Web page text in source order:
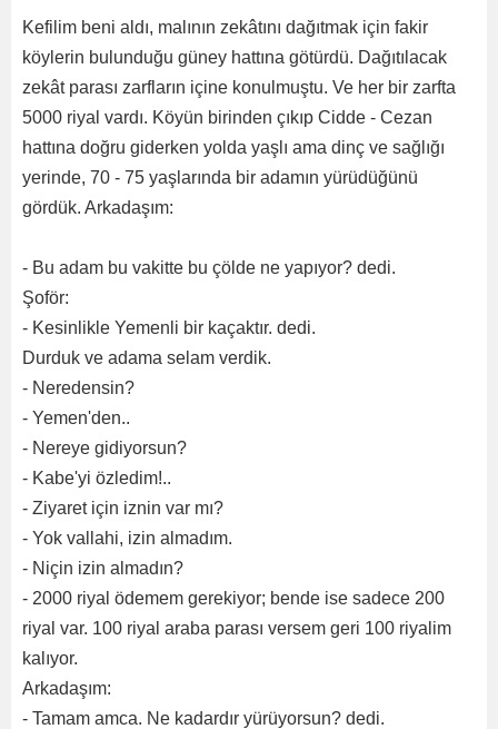
Kefilim beni aldı, malının zekâtını dağıtmak için fakir
köylerin bulunduğu güney hattına götürdü. Dağıtılacak
zekât parası zarfların içine konulmuştu. Ve her bir zarfta
5000 riyal vardı. Köyün birinden çıkıp Cidde - Cezan
hattına doğru giderken yolda yaşlı ama dinç ve sağlığı
yerinde, 70 - 75 yaşlarında bir adamın yürüdüğünü
gördük. Arkadaşım:
- Bu adam bu vakitte bu çölde ne yapıyor? dedi.
Şoför:
- Kesinlikle Yemenli bir kaçaktır. dedi.
Durduk ve adama selam verdik.
- Neredensin?
- Yemen'den..
- Nereye gidiyorsun?
- Kabe'yi özledim!..
- Ziyaret için iznin var mı?
- Yok vallahi, izin almadım.
- Niçin izin almadın?
- 2000 riyal ödemem gerekiyor; bende ise sadece 200
riyal var. 100 riyal araba parası versem geri 100 riyalim
kalıyor.
Arkadaşım:
- Tamam amca. Ne kadardır yürüyorsun? dedi.